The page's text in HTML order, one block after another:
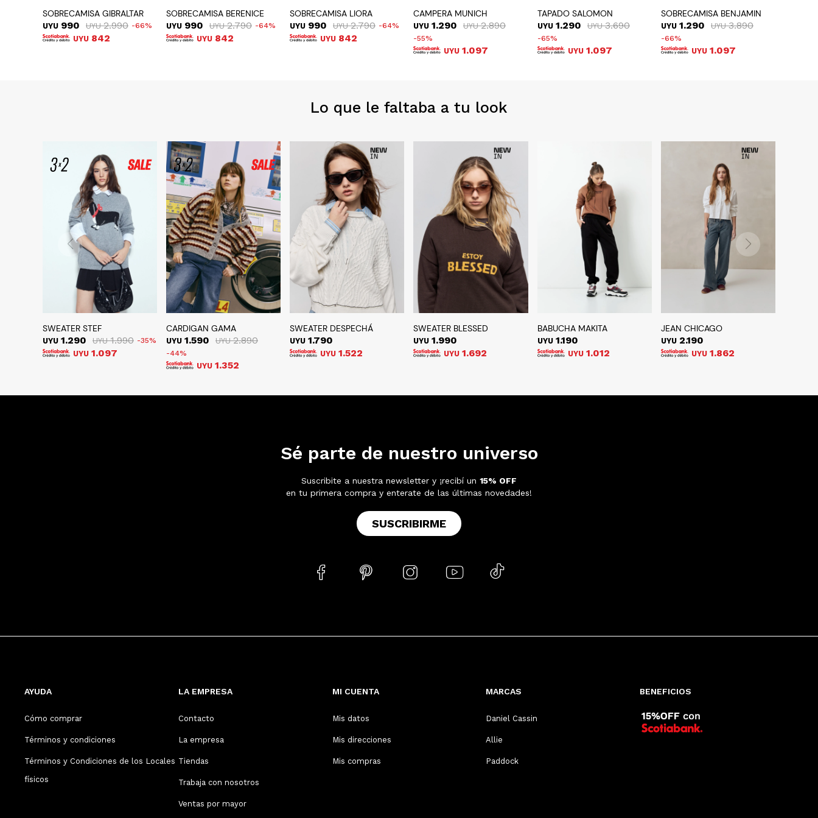
SOBRECAMISA GIBRALTAR
UYU 990 UYU 2.990 66
UYU 842
SOBRECAMISA BERENICE
UYU 990 UYU 2.790 64
UYU 842
SOBRECAMISA LIORA
UYU 990 UYU 2.790 64
UYU 842
CAMPERA MUNICH
UYU 1.290 UYU 2.890
55
UYU 1.097
TAPADO SALOMON
UYU 1.290 UYU 3.690
65
UYU 1.097
SOBRECAMISA BENJAMIN
UYU 1.290 UYU 3.890
66
UYU 1.097
Lo que le faltaba a tu look
SWEATER STEF
UYU 1.290 UYU 1.990 35
UYU 1.097
CARDIGAN GAMA
UYU 1.590 UYU 2.890
44
UYU 1.352
SWEATER DESPECHÁ
UYU 1.790
UYU 1.522
SWEATER BLESSED
UYU 1.990
UYU 1.692
BABUCHA MAKITA
UYU 1.190
UYU 1.012
JEAN CHICAGO
UYU 2.190
UYU 1.862
AYUDA
Cómo comprar
Términos y condiciones
Términos y Condiciones de los Locales
físicos
LA EMPRESA
Contacto
La empresa
Tiendas
Trabaja con nosotros
Ventas por mayor
MI CUENTA
Mis datos
Mis direcciones
Mis compras
MARCAS
Daniel Cassin
Allie
Paddock
BENEFICIOS
Sé parte de nuestro universo
Suscribite a nuestra newsletter y ¡recibí un 15% OFF
en tu primera compra y enterate de las últimas novedades!
SUSCRIBIRME
    